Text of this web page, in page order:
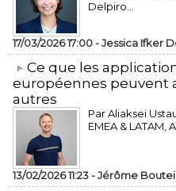
Delpiro...
17/03/2026 17:00 -Jessica Ifker
​Ce que les
européennes peuvent
autres
Par Aliaksei
EMEA & LATAM,
13/02/2026 11:23 -Jérôme